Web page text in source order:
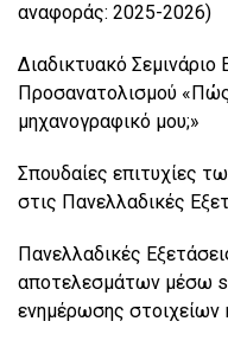
αναφοράς: 2025-2026)
Διαδικτυακό Σεμινάριο
Προσανατολισμού
μηχανογραφικό μου;»
Σπουδαίες επιτυχίες
στις Πανελλαδικές
Πανελλαδικές
αποτελεσμάτων μέσω
ενημέρωσης στοιχείων